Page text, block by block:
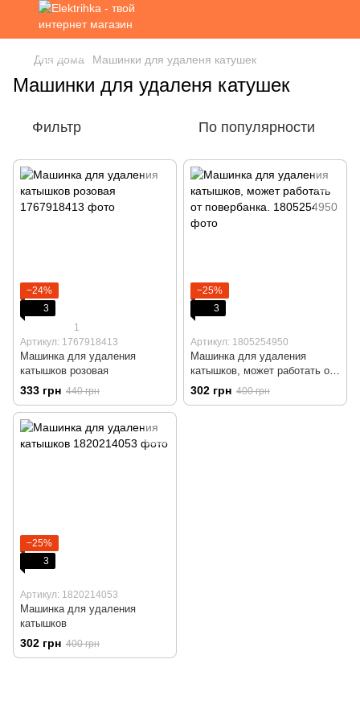
Для дома Машинки для удаленя катушек
Машинки для удаленя катушек
Фильтр По популярности
−24%
3
1
Артикул: 1767918413
Машинка для удаления
катышков розовая
333 грн 440 грн
−25%
3
Артикул: 1805254950
Машинка для удаления
катышков, может работать от
повербанка.
302 грн 400 грн
−25%
3
Артикул: 1820214053
Машинка для удаления
катышков
302 грн 400 грн